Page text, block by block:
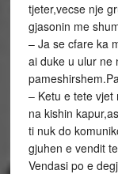
tjeter,vecse nje
gjasonin me
– Ja se cfare ka
ai duke u ulur ne
– Ketu e tete
na kishin
ti nuk do
gjuhen e vendit
Vendasi po e